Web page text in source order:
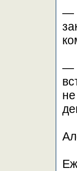
—
—